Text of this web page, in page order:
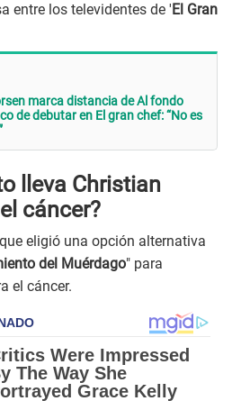
entre los televidentes de 'El Gran
marca distancia de Al fondo
de debutar en El gran chef: “No es
lleva Christian
cáncer?
eligió una opción alternativa
del Muérdago" para
el cáncer.